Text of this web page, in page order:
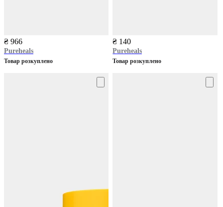
₴ 966
Pureheals
Товар розкуплено
₴ 140
Pureheals
Товар розкуплено